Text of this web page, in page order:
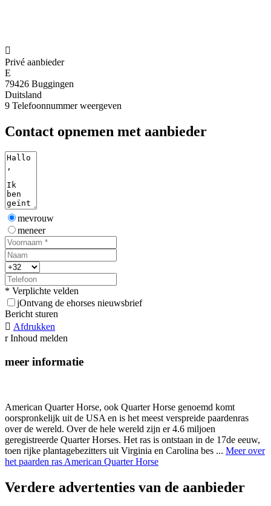

Privé aanbieder
E
79426 Buggingen
Duitsland
9 Telefoonnummer weergeven
Contact opnemen met aanbieder
mevrouw
meneer
* Verplichte velden
jOntvang de ehorses nieuwsbrief
Bericht sturen
 Afdrukken
r Inhoud melden
meer informatie
American Quarter Horse, ook Quarter Horse genoemd komt
oorspronkelijk uit de USA en is het meest verspreide paardenras
over de wereld. Over de hele wereld zijn er 4.6 miljoen
geregistreerde Quarter Horses. Het ras is ontstaan in de 17de eeuw,
toen rijke plantagebezitters uit Virginia en Carolina bes ... Meer over
het paarden ras American Quarter Horse
Verdere advertenties van de aanbieder